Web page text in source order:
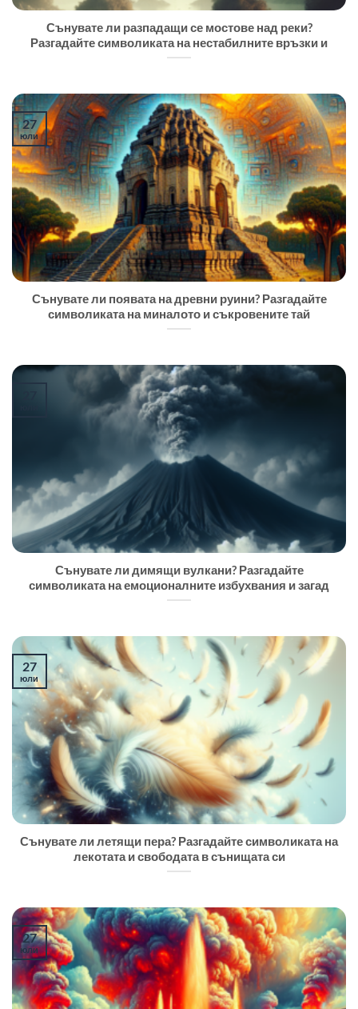
Сънувате ли разпадащи се мостове над реки?
Разгадайте символиката на нестабилните връзки и
Сънувате ли появата на древни руини? Разгадайте
символиката на миналото и съкровените тай
27
юли
Сънувате ли димящи вулкани? Разгадайте
символиката на емоционалните избухвания и загад
Сънувате ли летящи пера? Разгадайте символиката на
лекотата и свободата в сънищата си
27
юли
27
юли